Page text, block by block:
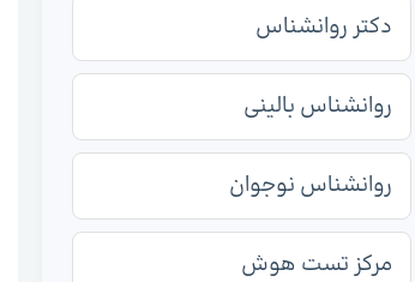
دکتر روانشناس
روانشناس بالینی
روانشناس نوجوان
مرکز تست هوش